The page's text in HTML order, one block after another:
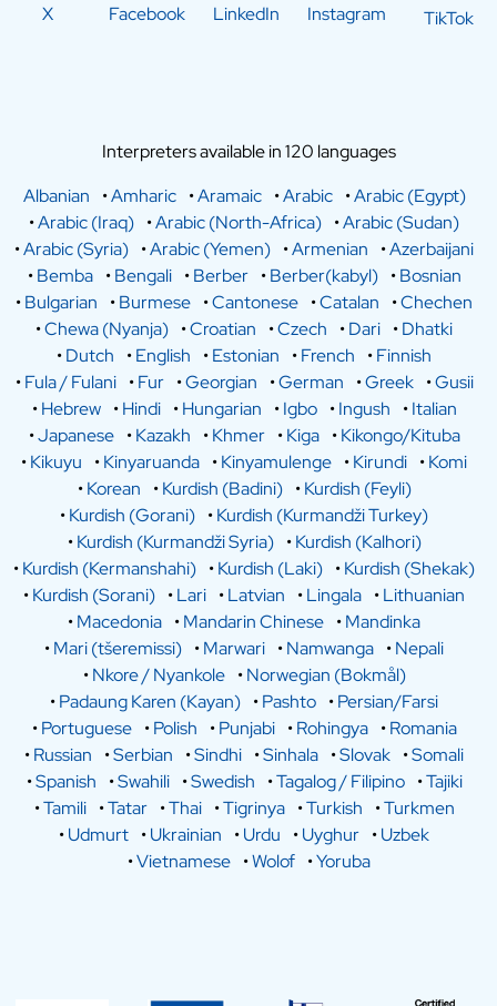
X Facebook LinkedIn Instagram TikTok
Interpreters available in 120 languages
Albanian
•Amharic •Aramaic •Arabic •Arabic (Egypt)
•Arabic (Iraq) •Arabic (North-Africa) •Arabic (Sudan)
•Arabic (Syria) •Arabic (Yemen) •Armenian •Azerbaijani
•Bemba •Bengali •Berber •Berber(kabyl) •Bosnian
•Bulgarian •Burmese •Cantonese •Catalan •Chechen
•Chewa (Nyanja) •Croatian •Czech •Dari •Dhatki
•Dutch •English •Estonian •French •Finnish
•Fula / Fulani •Fur •Georgian •German •Greek •Gusii
•Hebrew •Hindi •Hungarian •Igbo •Ingush •Italian
•Japanese •Kazakh •Khmer •Kiga •Kikongo/Kituba
•Kikuyu •Kinyaruanda •Kinyamulenge •Kirundi •Komi
•Korean •Kurdish (Badini) •Kurdish (Feyli)
•Kurdish (Gorani) •Kurdish (Kurmandži Turkey)
•Kurdish (Kurmandži Syria) •Kurdish (Kalhori)
•Kurdish (Kermanshahi) •Kurdish (Laki) •Kurdish (Shekak)
•Kurdish (Sorani) •Lari •Latvian •Lingala •Lithuanian
•Macedonia •Mandarin Chinese •Mandinka
•Mari (tšeremissi) •Marwari •Namwanga •Nepali
•Nkore / Nyankole •Norwegian (Bokmål)
•Padaung Karen (Kayan) •Pashto •Persian/Farsi
•Portuguese •Polish •Punjabi •Rohingya •Romania
•Russian •Serbian •Sindhi •Sinhala •Slovak •Somali
•Spanish •Swahili •Swedish •Tagalog / Filipino •Tajiki
•Tamili •Tatar •Thai •Tigrinya •Turkish •Turkmen
•Udmurt •Ukrainian •Urdu •Uyghur •Uzbek
•Vietnamese •Wolof •Yoruba